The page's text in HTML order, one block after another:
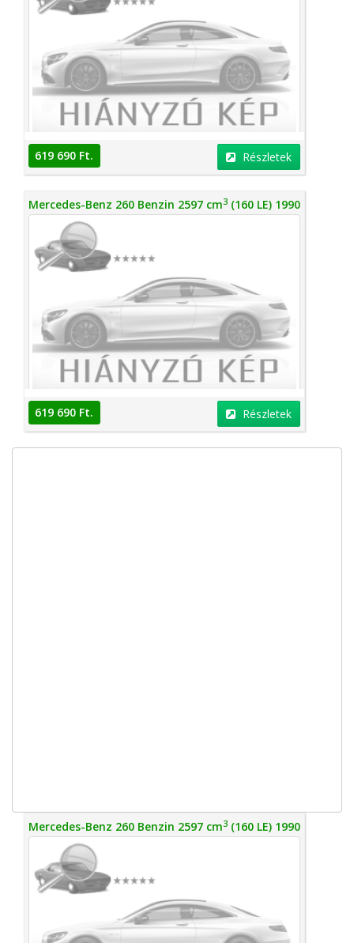
619 690 Ft. Részletek
Mercedes-Benz 260 Benzin 2597 cm3 (160 LE) 1990
619 690 Ft. Részletek
Mercedes-Benz 260 Benzin 2597 cm3 (160 LE) 1990